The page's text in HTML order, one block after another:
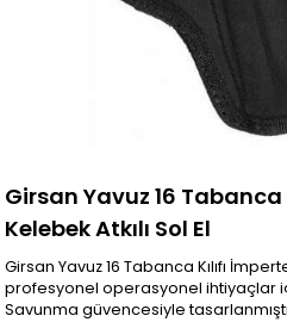
Girsan Yavuz 16 Tabanca
Kelebek Atkılı Sol El
Girsan Yavuz 16 Tabanca Kılıfı
profesyonel operasyonel ihtiyaçlar
Savunma güvencesiyle